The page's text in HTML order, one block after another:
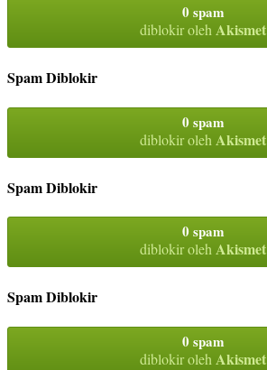
0 spam
diblokir oleh Akismet
Spam Diblokir
0 spam
diblokir oleh Akismet
Spam Diblokir
0 spam
diblokir oleh Akismet
Spam Diblokir
0 spam
diblokir oleh Akismet